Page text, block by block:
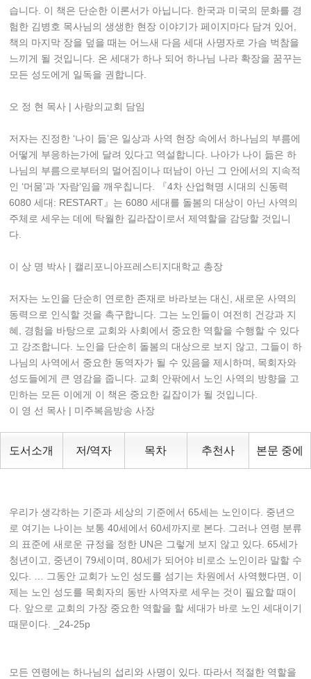
습니다. 이 책은 단순한 이론서가 아닙니다. 한국과 미국의 문화를 경
험한 김병호 목사님의 생생한 현장 이야기가 페이지마다 담겨 있어,
책의 마지막 장을 덮을 때는 어느새 다음 세대 사명자로 가슴 벅참을
느끼게 될 것입니다. 온 세대가 하나 되어 하나님 나라 확장을 꿈꾸는
모든 성도에게 일독을 권합니다.
오 정 현 목사 | 사랑의교회 담임
저자는 진정한 ‘나이 듦’은 일상과 사역 현장 속에서 하나님의 부름에
어떻게 부응하는가에 달려 있다고 역설합니다. 나아가 나이 듦은 하
나님의 부름으로부터의 멀어짐이나 떠남이 아닌 그 안에서의 지속적
인 ‘머뭄’과 ‘자람’임을 깨우칩니다. 『4차 산업혁명 시대의 신동력
6080 세대: RESTART』는 6080 세대를 돌봄의 대상이 아닌 사역의
주체로 세우는 데에 탁월한 길라잡이로서 제역할을 감당할 것입니
다.
이 상 명 박사 | 캘리포니아프레스티지대학교 총장
저자는 노인을 단순히 연로한 존재로 바라보는 대신, 새로운 사역의
동력으로 인식할 것을 촉구합니다. 그는 노인들이 여전히 건강과 지
혜, 경험을 바탕으로 교회와 사회에서 중요한 역할을 수행할 수 있다
고 강조합니다. 노인을 단순히 돌봄의 대상으로 보지 않고, 그들이 하
나님의 사역에서 중요한 동역자가 될 수 있음을 제시하며, 목회자와
성도들에게 큰 영감을 줍니다. 교회 안팎에서 노인 사역의 방향을 고
민하는 모든 이에게 이 책은 중요한 길잡이가 될 것입니다.
이 영 선 목사 | 미주복음방송 사장
도서소개 저/역자 목차 추천사 본문 중에
우리가 생각하는 기준과 세상의 기준에서 65세는 노인이다. 중년으
로 여기는 나이는 보통 40세에서 60세까지로 본다. 그러나 연령 분류
의 표준에 새로운 규정을 정한 UN은 그렇게 보지 않고 있다. 65세가
청년이고, 중년이 79세이며, 80세가 되어야 비로소 노인이라 말할 수
있다. … 그동안 교회가 노인 성도를 섬기는 차원에서 사역했다면, 이
제는 노인 성도를 목회자의 동반 사역자로 세우는 것이 필요할 때이
다. 앞으로 교회의 가장 중요한 역할을 할 세대가 바로 노인 세대이기
때문이다. _24-25p
모든 연령에는 하나님의 섭리와 사명이 있다. 따라서 적절한 역할을